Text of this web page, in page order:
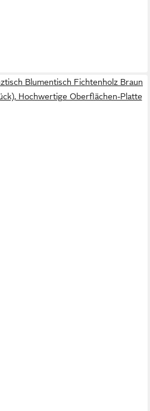
Blumentisch Fichtenholz Braun
Hochwertige Oberflächen-Platte